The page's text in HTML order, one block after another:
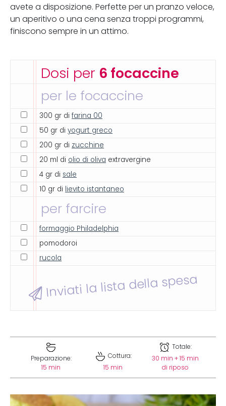
avete a disposizione. Perfette per un pranzo veloce,
un aperitivo o una cena senza troppi programmi,
finiscono sempre in un attimo.
Dosi per 6 focaccine
per le focaccine
300 gr di farina 00
50 gr di yogurt greco
200 gr di zucchine
20 ml di olio di oliva extravergine
4 gr di sale
10 gr di lievito istantaneo
per farcire
formaggio Philadelphia
pomodoroi
rucola
Inviati la lista della spesa
Preparazione:
15 min
Cottura:
15 min
Totale:
30 min + 15 min
di riposo